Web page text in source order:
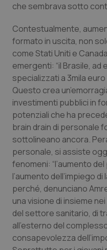
Toscana
Umbria
Valle D’Aosta
Veneto
Neuroscienze &
Obesità
Oftalmologia
Oncoematologia
Oncologia &
Psoriasi & pelle
Quotidiano
Quotidiano
che sembrava sotto
Contestualmente,
formato in uscita, non
come Stati Uniti e
emergenti: “il Brasile, ad
specializzati a 3mila
Questo crea
investimenti pubblici in
potenziali che ha
brain drain di personale
sottolineano ancora.
personale, si assiste
fenomeni: “l’aumento
l’aumento dell’impiego
perché, denunciano
una visione di insieme
del settore sanitario, di
all’esterno del
consapevolezza